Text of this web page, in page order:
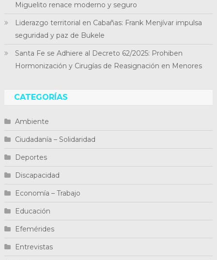
Miguelito renace moderno y seguro
Liderazgo territorial en Cabañas: Frank Menjívar impulsa
seguridad y paz de Bukele
Santa Fe se Adhiere al Decreto 62/2025: Prohiben
Hormonización y Cirugías de Reasignación en Menores
CATEGORÍAS
Ambiente
Ciudadanía – Solidaridad
Deportes
Discapacidad
Economía – Trabajo
Educación
Efemérides
Entrevistas